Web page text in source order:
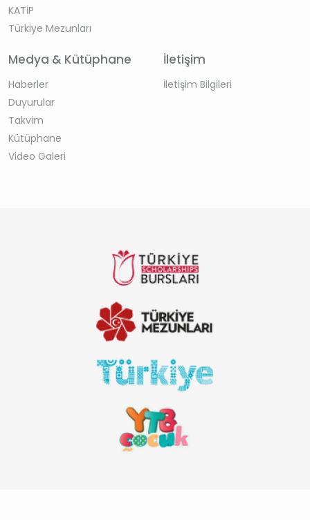
KATİP
Türkiye Mezunları
Medya & Kütüphane
Haberler
Duyurular
Takvim
Kütüphane
Video Galeri
İletişim
İletişim Bilgileri